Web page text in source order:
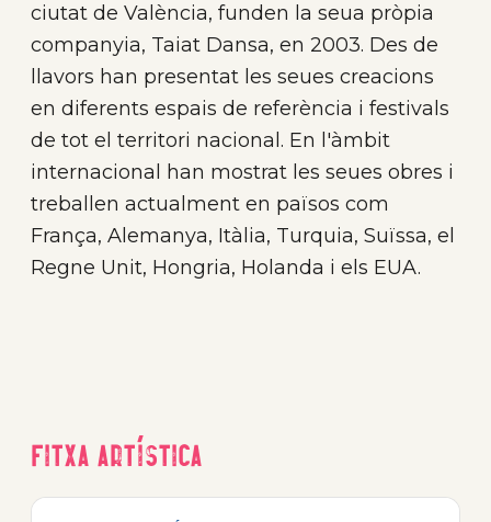
ciutat de València, funden la seua pròpia
companyia, Taiat Dansa, en 2003. Des de
llavors han presentat les seues creacions
en diferents espais de referència i festivals
de tot el territori nacional. En l'àmbit
internacional han mostrat les seues obres i
treballen actualment en països com
França, Alemanya, Itàlia, Turquia, Suïssa, el
Regne Unit, Hongria, Holanda i els EUA.
Fitxa artística